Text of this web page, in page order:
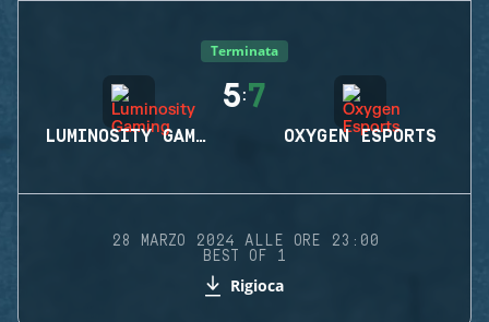
Terminata
LUMINOSITY GAMING
5:7
OXYGEN ESPORTS
28 MARZO 2024 ALLE ORE 23:00
BEST OF 1
Rigioca